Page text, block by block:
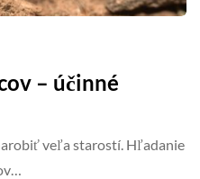
– účinné
veľa starostí. Hľadanie